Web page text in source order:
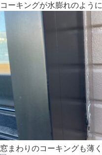
コーキングが水膨れのよう
窓まわりのコーキングも薄